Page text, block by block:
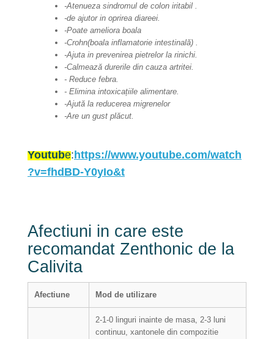
-Atenueza sindromul de colon iritabil .
-de ajutor in oprirea diareei.
-Poate ameliora boala
-Crohn(boala inflamatorie intestinală) .
-Ajuta in prevenirea pietrelor la rinichi.
-Calmează durerile din cauza artritei.
- Reduce febra.
- Elimina intoxicațiile alimentare.
-Ajută la reducerea migrenelor
-Are un gust plăcut.
Youtube: https://www.youtube.com/watch
?v=fhdBD-Y0yIo&t
Afectiuni in care este
recomandat Zenthonic de la
Calivita
Afectiune Mod de utilizare
2-1-0 linguri inainte de masa, 2-3 luni
continuu, xantonele din compozitie